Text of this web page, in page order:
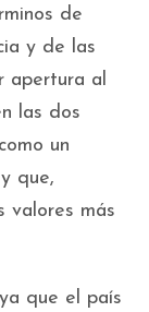
de
y de las
apertura al
las dos
un
que,
valores más
que el país